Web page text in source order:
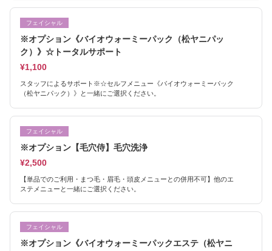
フェイシャル
※オプション《バイオウォーミーパック（松ヤニパッ
ク）》☆トータルサポート
¥1,100
スタッフによるサポート※☆セルフメニュー《バイオウォーミーパック
（松ヤニパック）》と一緒にご選択ください。
フェイシャル
※オプション【毛穴侍】毛穴洗浄
¥2,500
【単品でのご利用・まつ毛・眉毛・頭皮メニューとの併用不可】他のエ
ステメニューと一緒にご選択ください。
フェイシャル
※オプション《バイオウォーミーパックエステ（松ヤニ